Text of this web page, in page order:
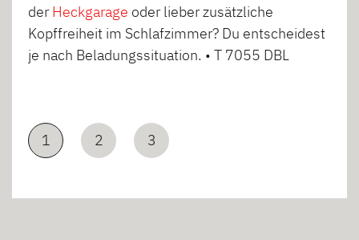
derHeckgarage oder lieber zusätzliche
Kopffreiheit im Schlafzimmer? Du entscheidest
je nach Beladungssituation. • T 7055 DBL
1 2 3